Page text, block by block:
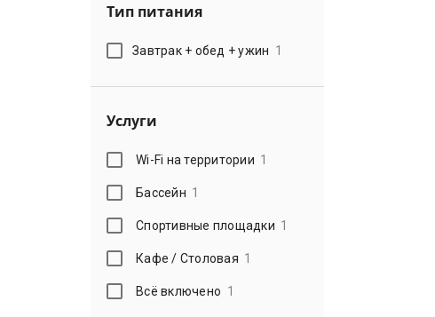
Тип питания
Завтрак + обед + ужин 1
Услуги
Wi-Fi на территории 1
Бассейн 1
Спортивные площадки 1
Кафе / Столовая 1
Всё включено 1